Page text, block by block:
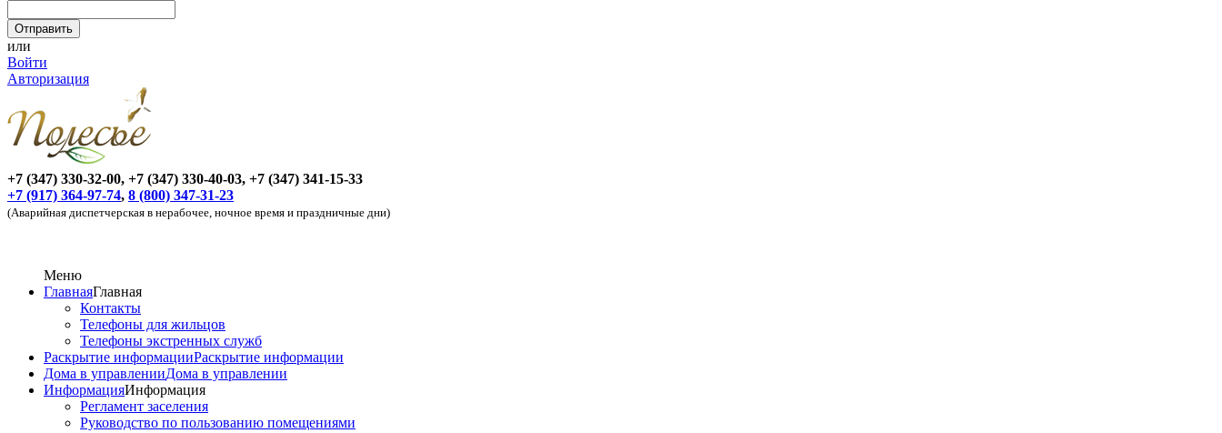
или
Войти
Авторизация
+7 (347) 330-32-00, +7 (347) 330-40-03, +7 (347) 341-15-33
+7 (917) 364-97-74, 8 (800) 347-31-23
(Аварийная диспетчерская в нерабочее, ночное время и праздничные дни)
Меню
ГлавнаяГлавная
Контакты
Телефоны для жильцов
Телефоны экстренных служб
Раскрытие информацииРаскрытие информации
Дома в управленииДома в управлении
ИнформацияИнформация
Регламент заселения
Руководство по пользованию помещениями